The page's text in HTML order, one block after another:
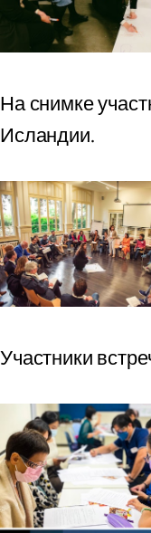
На снимке
Исландии.
Участники